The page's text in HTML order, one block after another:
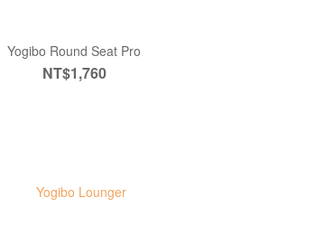
Yogibo Round Seat Pro
NT$1,760